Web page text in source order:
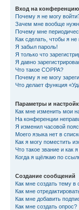
Вход на конференцию
Почему я не могу
Зачем мне вообще
Почему мне
Как сделать, чтобы я
Я забыл пароль!
Я только что
Я давно
Что такое COPPA?
Почему я не могу
Что делает функция
Параметры и
Как мне изменить мои
На конференции
Я изменил часовой
Моего языка нет в
Как я могу поместить
Что такое звание и как
Когда я щёлкаю по
Создание сообщений
Как мне создать тему
Как мне
Как мне добавить
Как мне создать опрос?